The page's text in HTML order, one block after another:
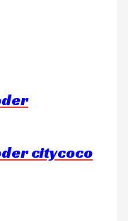
citycoco